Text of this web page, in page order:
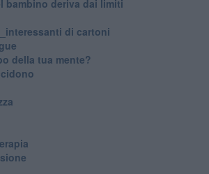
bambino deriva dai limiti
di cartoni
della tua mente?